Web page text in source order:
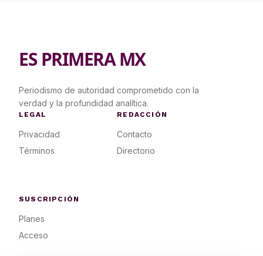
ES PRIMERA MX
Periodismo de autoridad comprometido con la
verdad y la profundidad analítica.
LEGAL
Privacidad
Términos
REDACCIÓN
Contacto
Directorio
SUSCRIPCIÓN
Planes
Acceso